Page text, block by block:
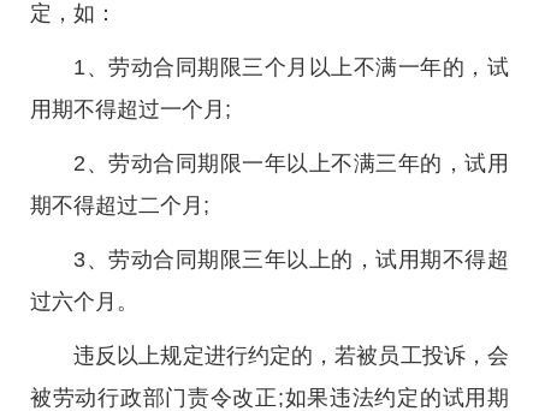
定，如：
1、劳动合同期限三个月以上不满一年的，试
用期不得超过一个月;
2、劳动合同期限一年以上不满三年的，试用
期不得超过二个月;
3、劳动合同期限三年以上的，试用期不得超
过六个月。
违反以上规定进行约定的，若被员工投诉，会
被劳动行政部门责令改正;如果违法约定的试用期